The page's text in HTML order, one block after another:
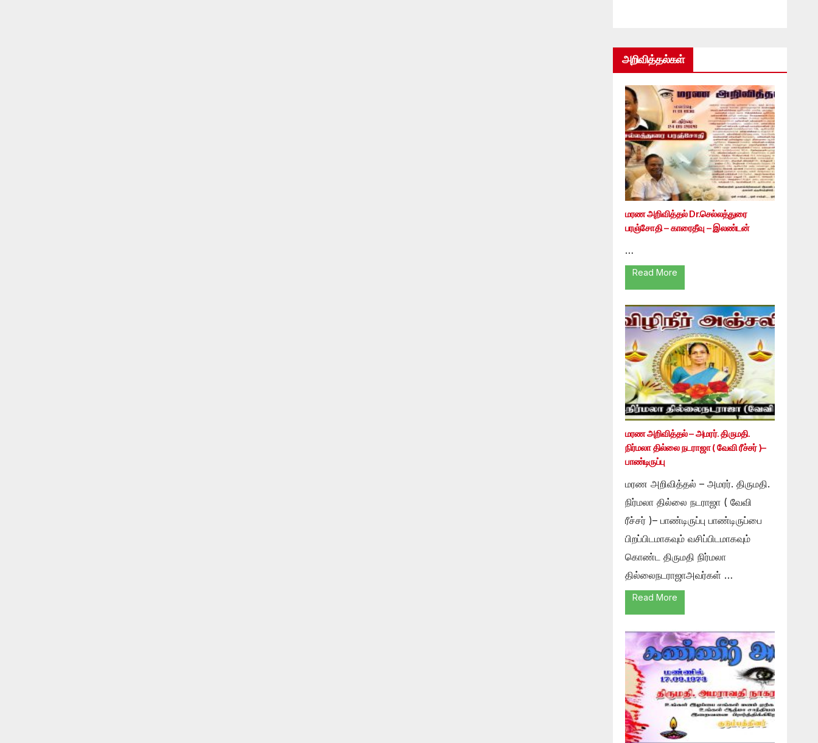
அறிவித்தல்கள்
மரண அறிவித்தல் Dr.செல்லத்துரை
பரஞ்சோதி – காரைதீவு – இலண்டன்
…
Read More
மரண அறிவித்தல் – அமரர். திருமதி.
நிர்மலா தில்லை நடராஜா ( வேவி ரீச்சர் )–
பாண்டிருப்பு
மரண அறிவித்தல் – அமரர். திருமதி.
நிர்மலா தில்லை நடராஜா ( வேவி
ரீச்சர் )– பாண்டிருப்பு பாண்டிருப்பை
பிறப்பிடமாகவும் வசிப்பிடமாகவும்
கொண்ட திருமதி நிர்மலா
தில்லைநடராஜாஅவர்கள் …
Read More